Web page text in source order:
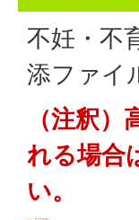
不妊・不
添ファイ
（注釈
れる場合
い。